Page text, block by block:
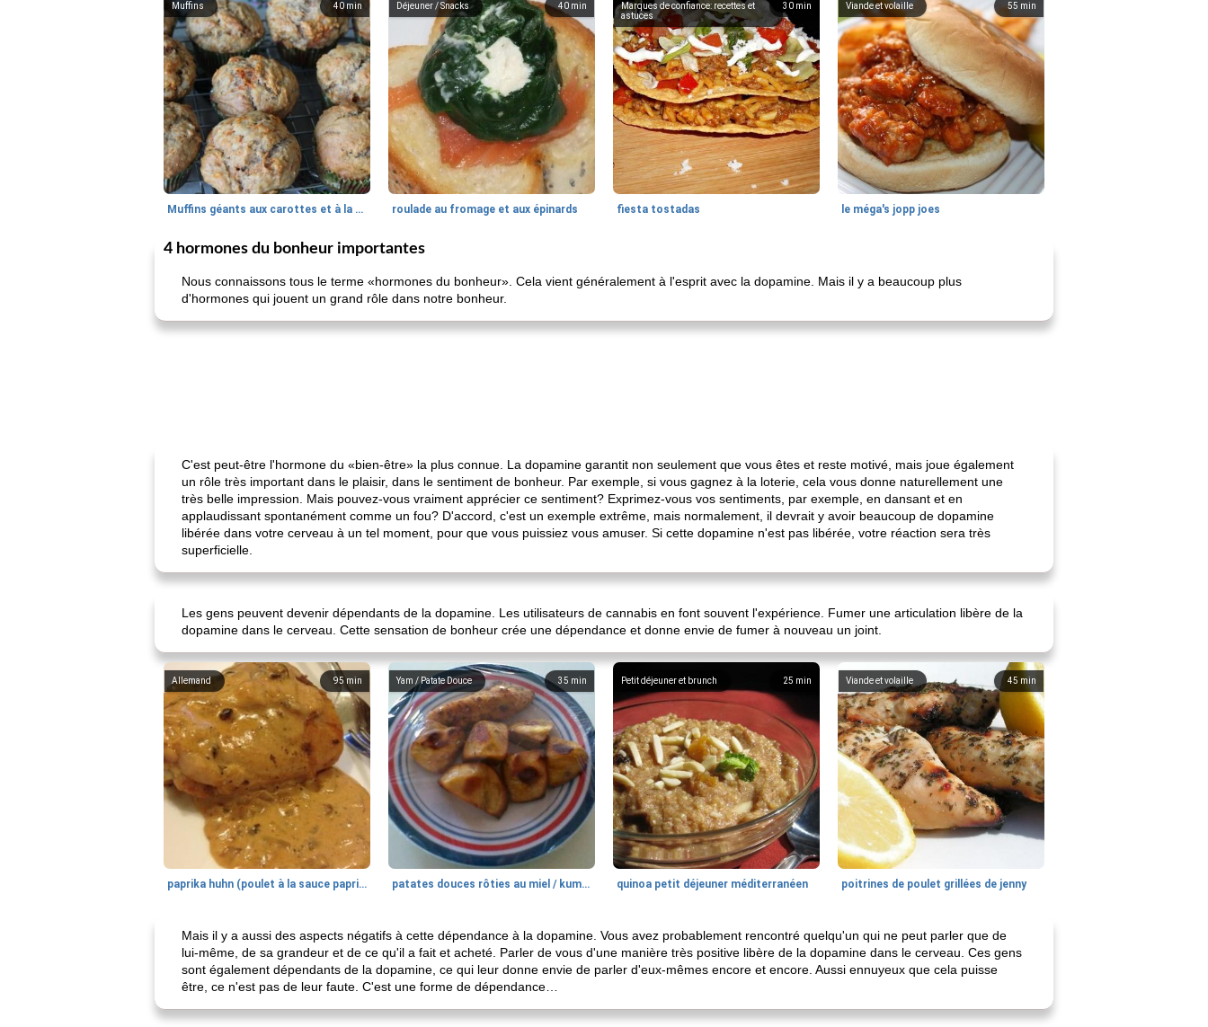
40 min
Muffins
Muffins géants aux carottes et à la banane de Nif
40 min
Déjeuner / Snacks
roulade au fromage et aux épinards
30 min
Marques de confiance: recettes et
astuces
fiesta tostadas
55 min
Viande et volaille
le méga's jopp joes
4 hormones du bonheur importantes
Nous connaissons tous le terme «hormones du bonheur». Cela vient généralement à l'esprit avec la dopamine. Mais il y a beaucoup plus
d'hormones qui jouent un grand rôle dans notre bonheur.
C'est peut-être l'hormone du «bien-être» la plus connue. La dopamine garantit non seulement que vous êtes et reste motivé, mais joue également
un rôle très important dans le plaisir, dans le sentiment de bonheur. Par exemple, si vous gagnez à la loterie, cela vous donne naturellement une
très belle impression. Mais pouvez-vous vraiment apprécier ce sentiment? Exprimez-vous vos sentiments, par exemple, en dansant et en
applaudissant spontanément comme un fou? D'accord, c'est un exemple extrême, mais normalement, il devrait y avoir beaucoup de dopamine
libérée dans votre cerveau à un tel moment, pour que vous puissiez vous amuser. Si cette dopamine n'est pas libérée, votre réaction sera très
superficielle.
Les gens peuvent devenir dépendants de la dopamine. Les utilisateurs de cannabis en font souvent l'expérience. Fumer une articulation libère de la
dopamine dans le cerveau. Cette sensation de bonheur crée une dépendance et donne envie de fumer à nouveau un joint.
95min
Allemand
paprika huhn (poulet à la sauce paprika).
35 min
Yam / Patate Douce
patates douces rôties au miel / kumara
25 min
Petit déjeuner et brunch
quinoa petit déjeuner méditerranéen
45 min
Viande et volaille
poitrines de poulet grillées de jenny
Mais il y a aussi des aspects négatifs à cette dépendance à la dopamine. Vous avez probablement rencontré quelqu'un qui ne peut parler que de
lui-même, de sa grandeur et de ce qu'il a fait et acheté. Parler de vous d'une manière très positive libère de la dopamine dans le cerveau. Ces gens
sont également dépendants de la dopamine, ce qui leur donne envie de parler d'eux-mêmes encore et encore. Aussi ennuyeux que cela puisse
être, ce n'est pas de leur faute. C'est une forme de dépendance…